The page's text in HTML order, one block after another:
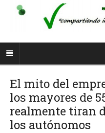
El mito del
los mayores de
realmente tiran
los autónomos